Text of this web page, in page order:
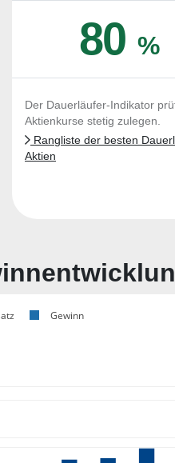
80 %
Der Dauerläufer-Indikator
Aktienkurse stetig zulegen.
Rangliste der besten
Aktien
Gewinn